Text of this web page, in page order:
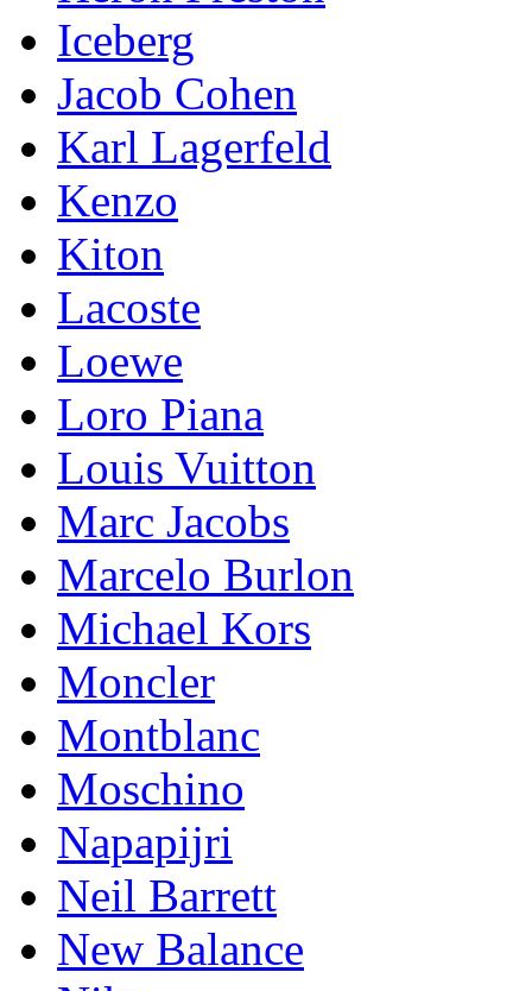
Iceberg
Jacob Cohen
Karl Lagerfeld
Kenzo
Kiton
Lacoste
Loewe
Loro Piana
Lоuis Vuittоn
Marc Jacobs
Marcelo Burlon
Michael Kors
Mоnсlеr
Montblanc
Moschino
Napapijri
Neil Barrett
New Balance